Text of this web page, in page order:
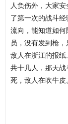
人负伤外，大家
了第一次的战斗
流向，能知道如
员，没有发到枪
敌人在浙江的报纸
共十几人，那天
死，敌人在吹牛皮。